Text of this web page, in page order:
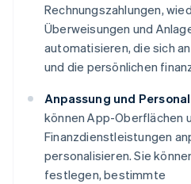
Rechnungszahlungen,
Überweisungen und
automatisieren, die sich
und die persönlichen
Anpassung und
können App-Oberflächen
Finanzdienstleistungen
personalisieren. Sie
festlegen, bestimmte